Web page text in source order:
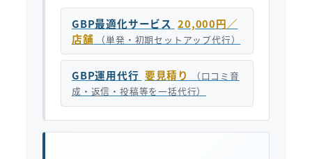
GBP最適化サービス 20,000円／
店舗
（単発・初期セットアップ代行）
GBP運用代行 要見積り
（口コミ育
成・返信・投稿等を一括代行）